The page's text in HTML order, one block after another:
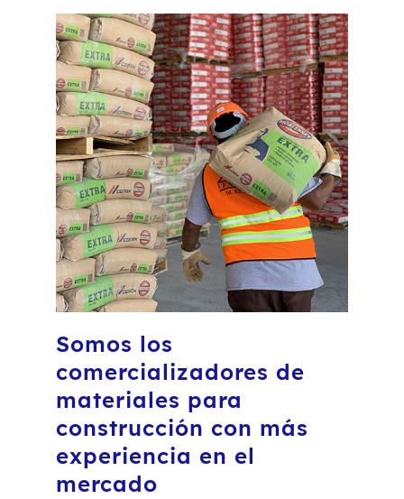
Somos los
comercializadores de
materiales para
construcción con más
experiencia en el
mercado